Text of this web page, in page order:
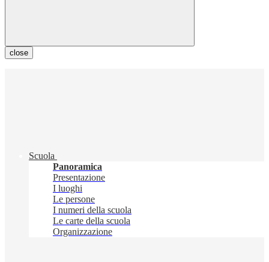
close
Scuola
Panoramica
Presentazione
I luoghi
Le persone
I numeri della scuola
Le carte della scuola
Organizzazione